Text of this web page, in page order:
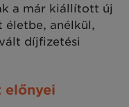
a már kiállított új
életbe, anélkül,
díjfizetési
előnyei